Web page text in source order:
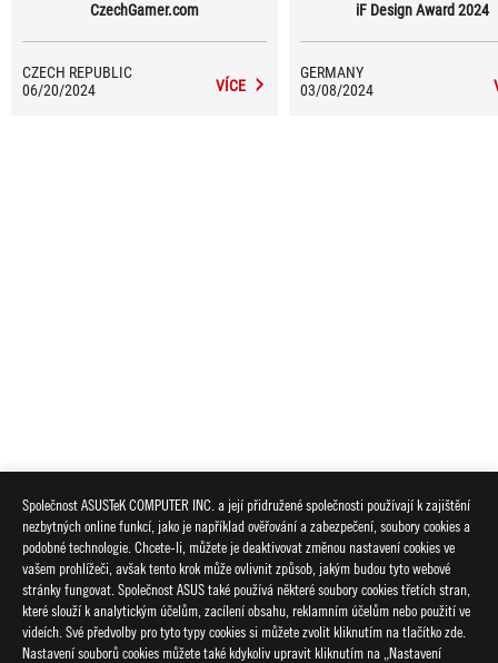
Společnost ASUSTeK COMPUTER INC. a její přidružené společnosti používají k zajištění
nezbytných online funkcí, jako je například ověřování a zabezpečení, soubory cookies a
podobné technologie. Chcete-li, můžete je deaktivovat změnou nastavení cookies ve
vašem prohlížeči, avšak tento krok může ovlivnit způsob, jakým budou tyto webové
stránky fungovat. Společnost ASUS také používá některé soubory cookies třetích stran,
které slouží k analytickým účelům, zacílení obsahu, reklamním účelům nebo použití ve
videích. Své předvolby pro tyto typy cookies si můžete zvolit kliknutím na tlačítko zde.
Nastavení souborů cookies můžete také kdykoliv upravit kliknutím na „Nastavení
hlas dostať do celého sveta, a to všetko
v nadpriemernej kvalite. Pre každého,
podobné a jeho prezentácia sa krúti
CzechGamer.com
CZECH REPUBLIC
06/20/2024
VÍCE
iF Design Award 2024
GERMANY
03/08/2024